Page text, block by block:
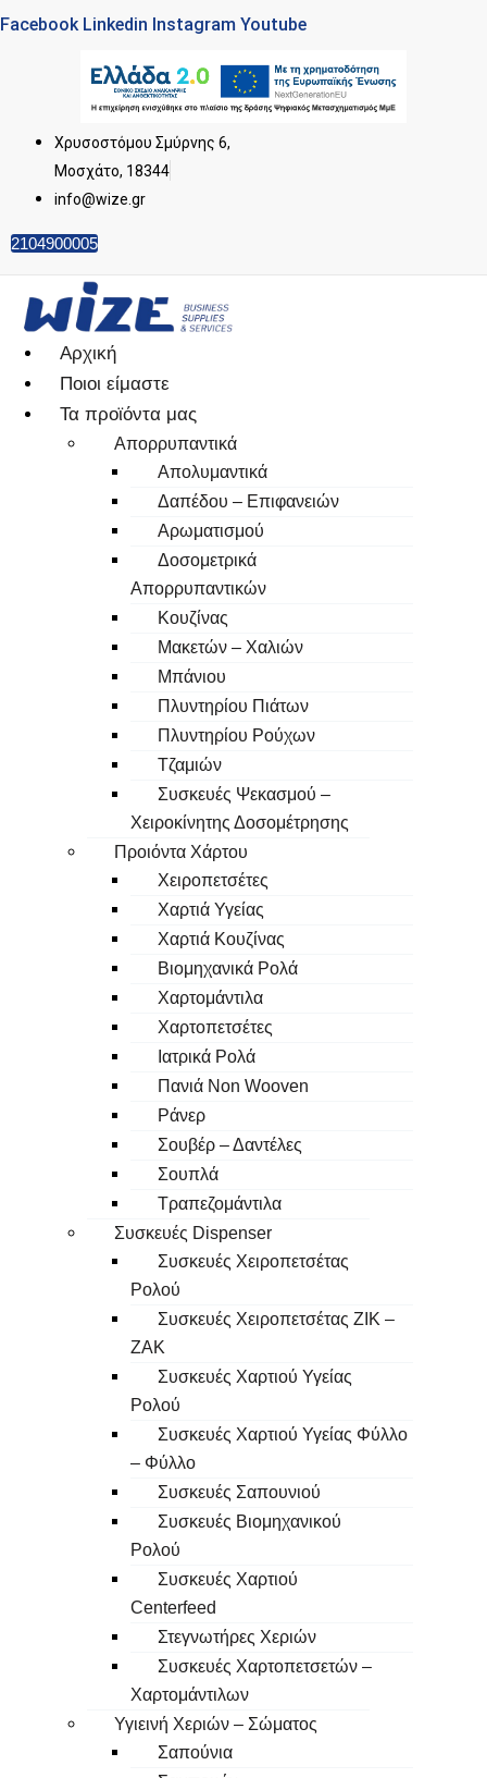
Facebook Linkedin Instagram Youtube
Χρυσοστόμου Σμύρνης 6,
Μοσχάτο, 18344
info@wize.gr
2104900005
Αρχική
Ποιοι είμαστε
Τα προϊόντα μας
Απορρυπαντικά
Απολυμαντικά
Δαπέδου – Επιφανειών
Αρωματισμού
Δοσομετρικά
Απορρυπαντικών
Κουζίνας
Μακετών – Χαλιών
Μπάνιου
Πλυντηρίου Πιάτων
Πλυντηρίου Ρούχων
Τζαμιών
Συσκευές Ψεκασμού –
Χειροκίνητης Δοσομέτρησης
Προιόντα Χάρτου
Χειροπετσέτες
Χαρτιά Υγείας
Χαρτιά Κουζίνας
Βιομηχανικά Ρολά
Χαρτομάντιλα
Χαρτοπετσέτες
Ιατρικά Ρολά
Πανιά Non Wooven
Ράνερ
Σουβέρ – Δαντέλες
Σουπλά
Τραπεζομάντιλα
Συσκευές Dispenser
Συσκευές Χειροπετσέτας
Ρολού
Συσκευές Χειροπετσέτας ΖΙΚ –
ΖΑΚ
Συσκευές Χαρτιού Υγείας
Ρολού
Συσκευές Χαρτιού Υγείας Φύλλο
– Φύλλο
Συσκευές Σαπουνιού
Συσκευές Βιομηχανικού
Ρολού
Συσκευές Χαρτιού
Centerfeed
Στεγνωτήρες Χεριών
Συσκευές Χαρτοπετσετών –
Χαρτομάντιλων
Υγιεινή Χεριών – Σώματος
Σαπούνια